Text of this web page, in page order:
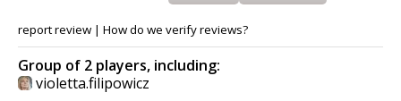
report review | How do we verify reviews?
Group of 2 players, including:
violetta.filipowicz